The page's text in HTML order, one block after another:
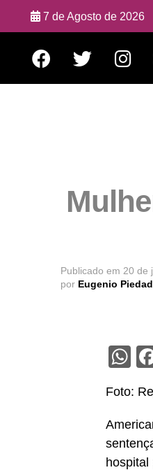
7 de Agosto de 2026
Publicado em 20 de
por Eugenio
Foto:
hospital